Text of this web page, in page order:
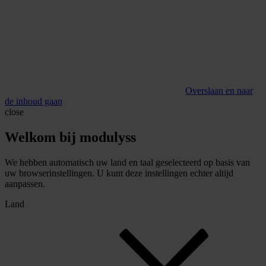
Overslaan en naar
de inhoud gaan
close
Welkom bij modulyss
We hebben automatisch uw land en taal geselecteerd op basis van
uw browserinstellingen. U kunt deze instellingen echter altijd
aanpassen.
Land